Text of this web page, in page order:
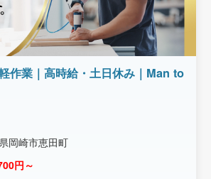
作業｜高時給・土日休み｜Man to
岡崎市恵田町
円～